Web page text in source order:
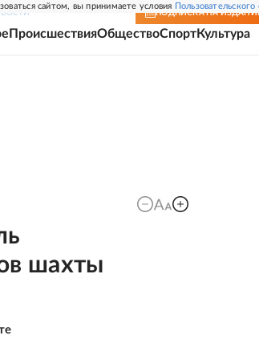
сайтом, вы принимаете условия Пользовательского
ПОДПИСКА НА
ПроисшествияОбществоСпортКультура
шахты